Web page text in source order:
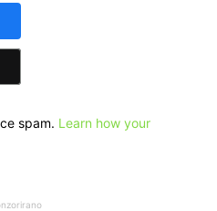
spam. Learn how your